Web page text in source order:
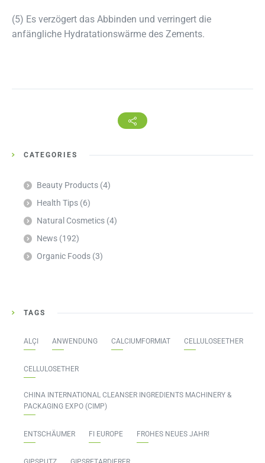
(5) Es verzögert das Abbinden und verringert die
anfängliche Hydratationswärme des Zements.
CATEGORIES
Beauty Products (4)
Health Tips (6)
Natural Cosmetics (4)
News (192)
Organic Foods (3)
TAGS
ALÇI ANWENDUNG CALCIUMFORMIAT CELLULOSEETHER
CELLULOSETHER
CHINA INTERNATIONAL CLEANSER INGREDIENTS MACHINERY &
PACKAGING EXPO (CIMP)
ENTSCHÄUMER FI EUROPE FROHES NEUES JAHR!